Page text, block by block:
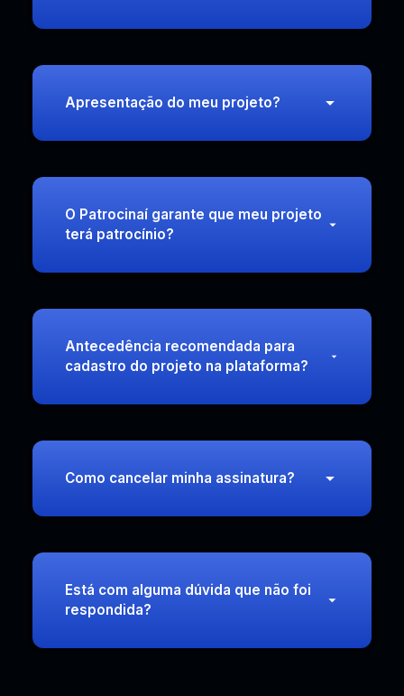
Apresentação do meu projeto?
O Patrocinaí garante que meu projeto
terá patrocínio?
Antecedência recomendada para
cadastro do projeto na plataforma?
Como cancelar minha assinatura?
Está com alguma dúvida que não foi
respondida?